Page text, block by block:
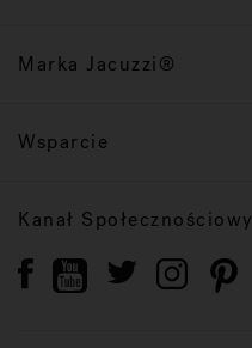
Marka Jacuzzi®
Wsparcie
Kanał Społecznościowy